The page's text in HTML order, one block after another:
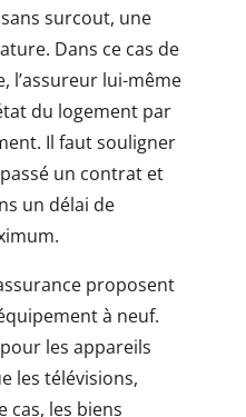
surcout, une
Dans ce cas de
l’assureur lui-même
du logement par
Il faut souligner
un contrat et
un délai de
proposent
à neuf.
les appareils
les télévisions,
cas, les biens